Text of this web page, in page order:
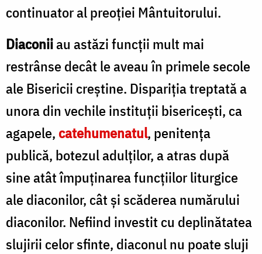
continuator al preoției Mântuitorului.
Diaconiiau astăzi funcții mult mai
restrânse decât le aveau în primele secole
ale Bisericii creștine. Dispariția treptată a
unora din vechile instituții bisericești, ca
agapele,catehumenatul, penitența
publică, botezul adulților, a atras după
sine atât împuținarea funcțiilor liturgice
ale diaconilor, cât și scăderea numărului
diaconilor. Nefiind investit cu deplinătatea
slujirii celor sfinte, diaconul nu poate sluji